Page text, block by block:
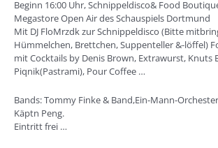
Beginn 16:00 Uhr, Schnippeldisco& Food
Megastore Open Air des Schauspiels Dortmund
Mit DJ FloMrzdk zur Schnippeldisco (Bitte
Hümmelchen, Brettchen, Suppenteller &-löffel)
mit Cocktails by Denis Brown, Extrawurst, Knuts
Piqnik(Pastrami), Pour Coffee …
Bands: Tommy Finke & Band,Ein-Mann-
Käptn Peng.
Eintritt frei …